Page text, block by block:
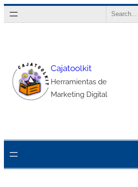
Saltar
al
Search
Cajatoolkit
Herramientas de
Marketing Digital